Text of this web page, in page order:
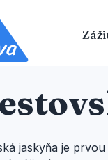
jaskyňa je